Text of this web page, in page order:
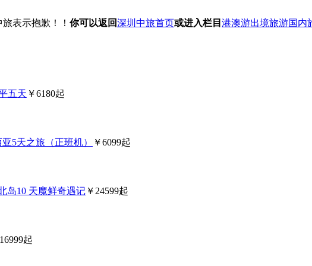
表示抱歉！！ 你可以返回深圳中旅首页或进入栏目 港澳游出境旅游国内
五天 ￥6180起
5天之旅（正班机） ￥6099起
岛10 天魔鲜奇遇记 ￥24599起
起